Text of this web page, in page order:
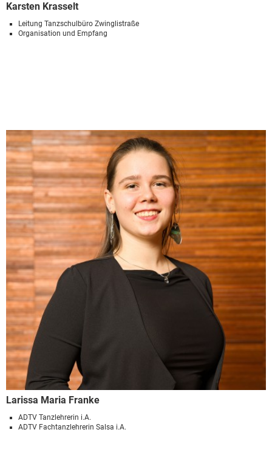
Karsten Krasselt
Leitung Tanzschulbüro Zwinglistraße
Organisation und Empfang
Larissa Maria Franke
ADTV Tanzlehrerin i.A.
ADTV Fachtanzlehrerin Salsa i.A.